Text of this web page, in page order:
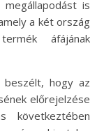
is
a két ország
áfájának
beszélt, hogy az
előrejelzése
következtében